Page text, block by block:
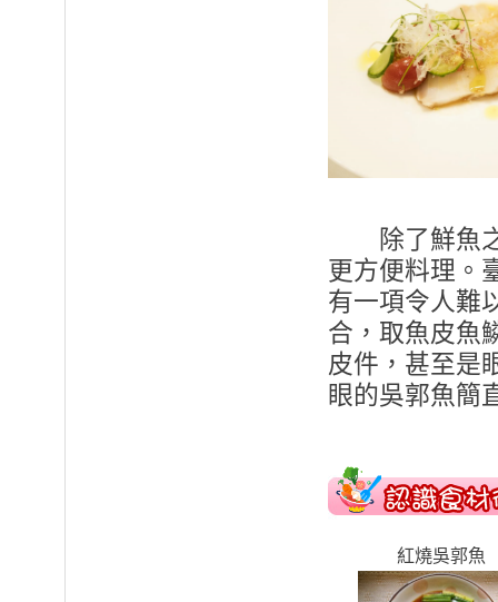
除了鮮魚之
更方便料理。
有一項令人難
合，取魚皮魚
皮件，甚至是
眼的吳郭魚簡
紅燒吳郭魚